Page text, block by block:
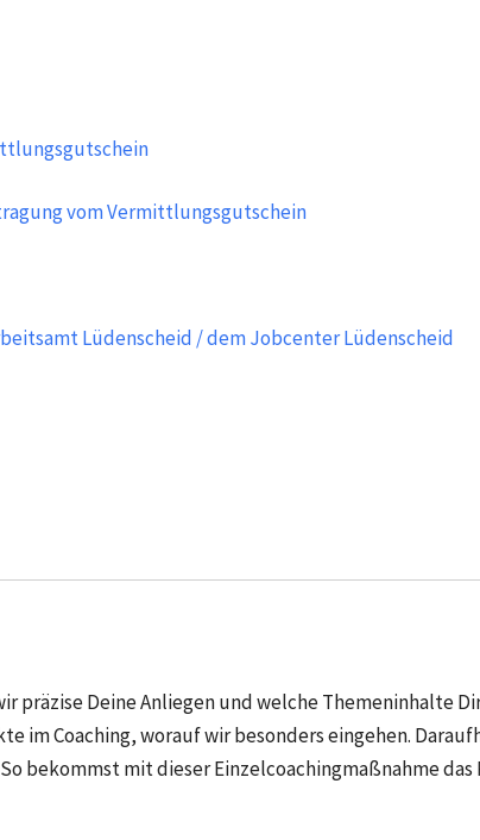
vom Vermittlungsgutschein
Lüdenscheid / dem Jobcenter Lüdenscheid
Deine Anliegen und welche Themeninhalte
im Coaching, worauf wir besonders eingehen.
bekommst mit dieser Einzelcoachingmaßnahme